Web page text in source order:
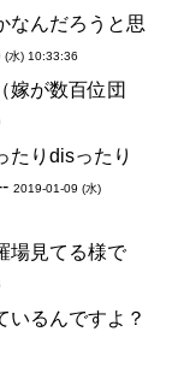
なんだろうと思
(水) 10:33:36
嫁が数百位団
たりdisったり
2019-01-09 (水)
場見てる様で
いるんですよ？